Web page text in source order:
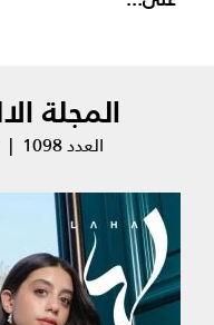
المجلة
العدد 1098 | تموز 2026